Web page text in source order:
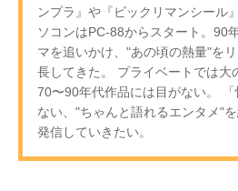
ンプラ』や『ビックリマンシール
ソコンはPC-88からスタート。90
マを追いかけ、"あの頃の熱量"を
長してきた。 プライベートでは大
70〜90年代作品には目がない。
ない、"ちゃんと語れるエンタメ"
発信していきたい。